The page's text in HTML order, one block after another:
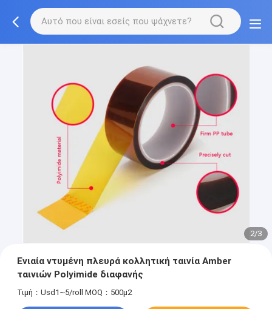
2/3
Ενιαία ντυμένη πλευρά κολλητική ταινία Amber
ταινιών Polyimide διαφανής
Τιμή：Usd1~5/roll MOQ：500μ2